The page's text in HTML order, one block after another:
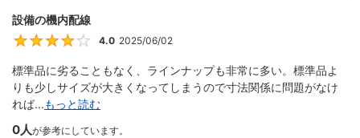
設備の機内配線
4
4.0 2025/06/02
標準品に劣ることもなく、ラインナップも非常に多い。標準品よ
りも少しサイズが大きくなってしまうので寸法関係に問題がなけ
れば...もっと読む
0人が参考にしています。